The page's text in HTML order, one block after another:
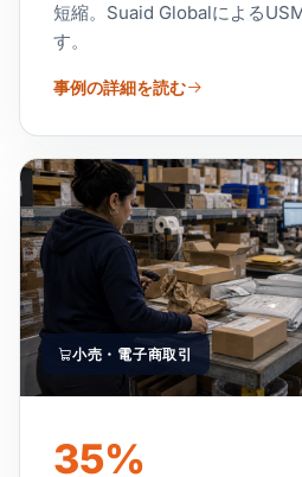
短縮。Suaid Globalによる
す。
事例の詳細を読む
小売・電子商取引
35%